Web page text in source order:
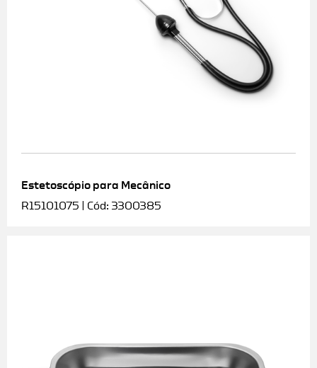
Estetoscópio para Mecânico
R15101075 | Cód: 3300385